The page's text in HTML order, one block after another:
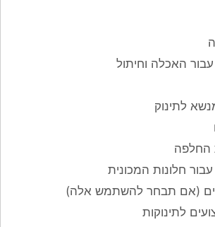
האכלה וחיתול
לתינוק
חלונות המכונית
לתינוקות